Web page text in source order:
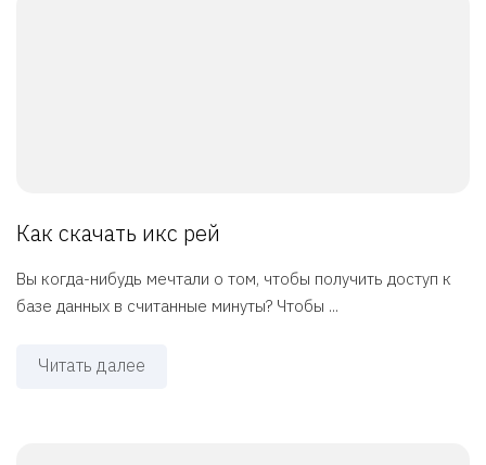
Как скачать икс рей
Вы когда-нибудь мечтали о том, чтобы получить доступ к
базе данных в считанные минуты? Чтобы ...
Читать далее